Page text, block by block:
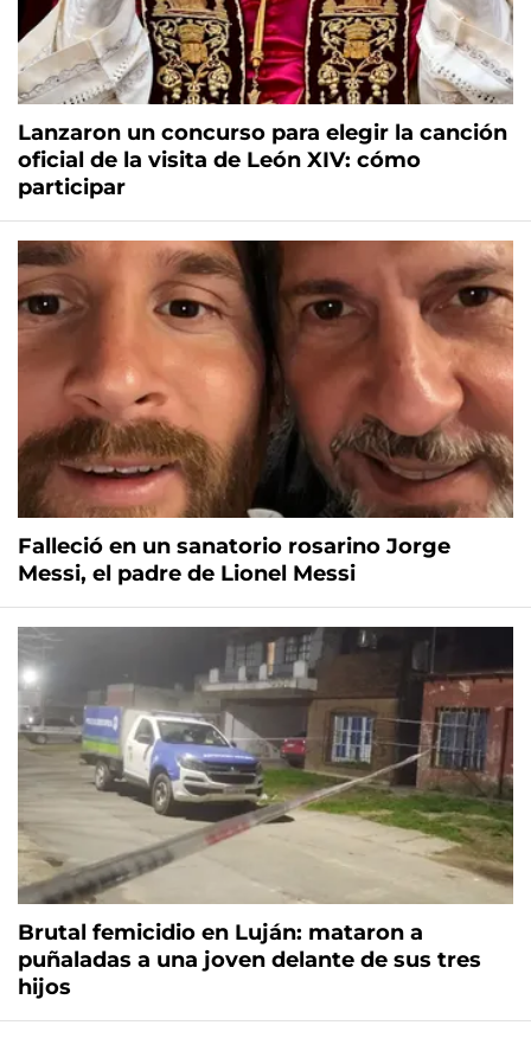
Lanzaron un concurso para elegir la canción
oficial de la visita de León XIV: cómo
participar
Falleció en un sanatorio rosarino Jorge
Messi, el padre de Lionel Messi
Brutal femicidio en Luján: mataron a
puñaladas a una joven delante de sus tres
hijos